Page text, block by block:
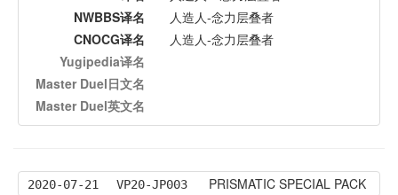
NWBBS译名
人造人-念力层叠者
CNOCG译名
人造人-念力层叠者
Yugipedia译名
Master Duel日文名
Master Duel英文名
2020-07-21 VP20-JP003 PRISMATIC SPECIAL PACK